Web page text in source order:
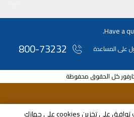
بالنقر فوق «متابعة»، فإنك توافق على تخزين cookies على جهازك
Have a
على المساعدة 800-73232